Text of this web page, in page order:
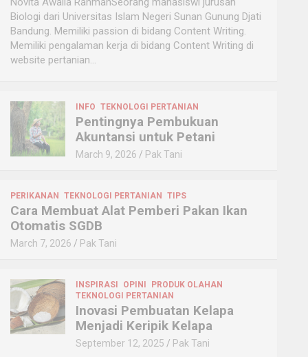
Biologi dari Universitas Islam Negeri Sunan Gunung Djati
Bandung. Memiliki passion di bidang Content Writing.
Memiliki pengalaman kerja di bidang Content Writing di
website pertanian…
INFO TEKNOLOGI PERTANIAN
Pentingnya Pembukuan
Akuntansi untuk Petani
March 9, 2026 Pak Tani
PERIKANAN TEKNOLOGI PERTANIAN TIPS
Cara Membuat Alat Pemberi Pakan Ikan
Otomatis SGDB
March 7, 2026 Pak Tani
INSPIRASI OPINI
PRODUK OLAHAN
TEKNOLOGI PERTANIAN
Inovasi Pembuatan Kelapa
Menjadi Keripik Kelapa
September 12, 2025 Pak Tani